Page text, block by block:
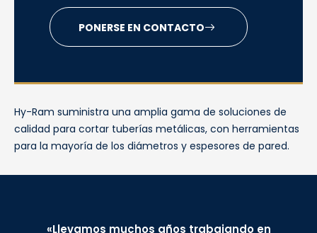
PONERSE EN CONTACTO
Hy-Ram suministra una amplia gama de soluciones de
calidad para cortar tuberías metálicas, con herramientas
para la mayoría de los diámetros y espesores de pared.
«Llevamos muchos años trabajando en